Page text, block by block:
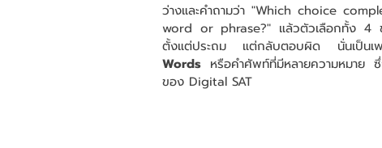
ว่างและคำถามว่า "Which choice
word or phrase?" แล้วตัวเลือกทั้ง 4 ข้
ตั้งแต่ประถม แต่กลับตอบผิด นั่นเป็นเ
Words หรือคำศัพท์ที่มีหลายความหมา
ของ Digital SAT